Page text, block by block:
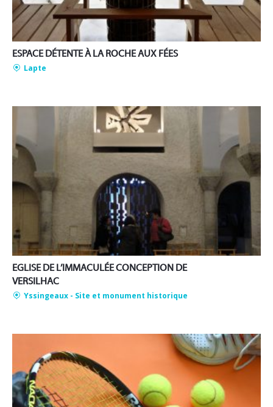
ESPACE DÉTENTE À LA ROCHE AUX FÉES
Lapte
EGLISE DE L’IMMACULÉE CONCEPTION DE
VERSILHAC
Yssingeaux - Site et monument historique